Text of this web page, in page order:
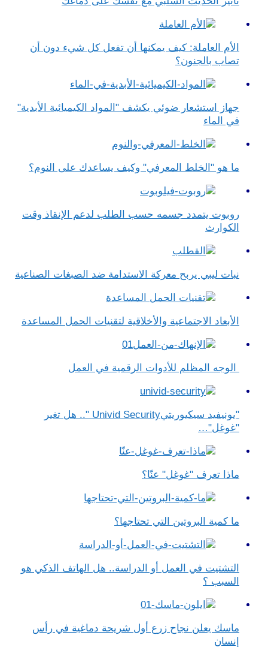
الأم العاملة: كيف يمكنها أن تفعل كل شيء دون أن
تصاب بالجنون؟
جهاز استشعار ضوئي يكشف "المواد الكيميائية الأبدية"
في الماء
ما هو "الخلط المعرفي" وكيف يساعدك على النوم؟
روبوت يتمدد جسمه حسب الطلب لدعم الإنقاذ وقت
الكوارث
نبات ليبي يربح معركة الاستدامة ضد الصبغات الصناعية
الأبعاد الاجتماعية والأخلاقية لتقنيات الحمل المساعدة
الوجه المظلم للأدوات الرقمية في العمل
"يونيفيد سيكيوريتيUnivid Security ".. هل تغير
"غوغل"…
ماذا تعرف "غوغل" عنّا؟
ما كمية البروتين التي تحتاجها؟
التشتيت في العمل أو الدراسة.. هل الهاتف الذكي هو
السبب ؟
ماسك يعلن نجاح زرع أول شريحة دماغية في رأس
إنسان